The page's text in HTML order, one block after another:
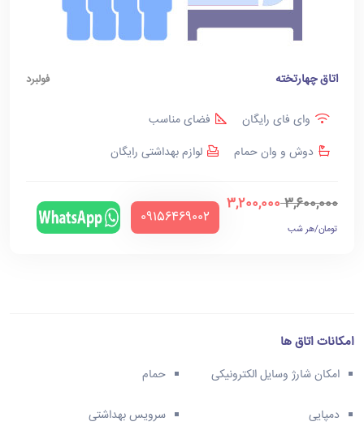
اتاق چهارتخته فولبرد
وای فای رایگان
فضای مناسب
دوش و وان حمام
لوازم بهداشتی رایگان
3,600,000
3,200,000
تومان/هر شب
‪09156469002‬
امکانات اتاق ها
امکان شارژ وسایل الکترونیکی حمام
دمپایی سرویس بهداشتی